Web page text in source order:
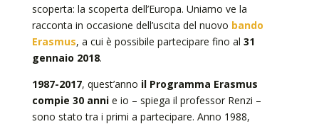
scoperta: la scoperta dell’Europa. Uniamo ve la
racconta in occasione dell’uscita del nuovo bando
Erasmus, a cui è possibile partecipare fino al 31
gennaio 2018.
1987-2017, quest’anno il Programma Erasmus
compie 30 annie io – spiega il professor Renzi –
sono stato tra i primi a partecipare. Anno 1988,